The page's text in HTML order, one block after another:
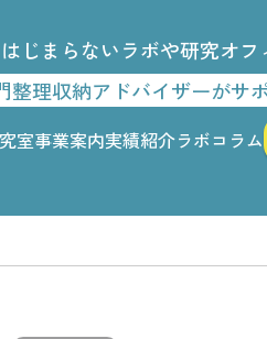
じまらないラボや研究オフ
整理収納アドバイザーがサ
室事業案内実績紹介ラボコラム